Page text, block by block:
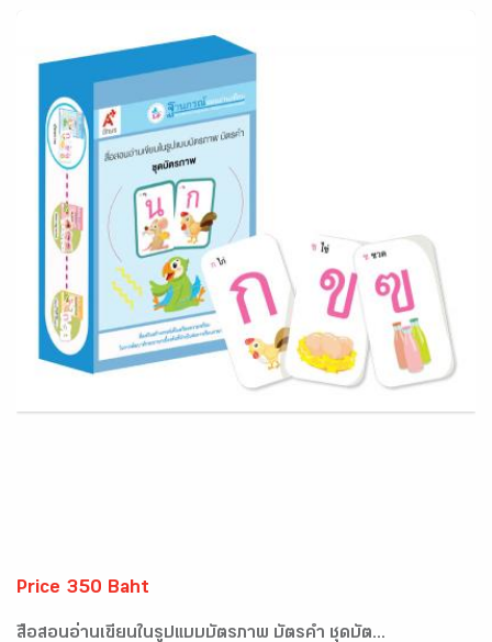
Price 350 Baht
สื่อสอนอ่านเขียนในรูปแบบบัตรภาพ บัตรคำ ชุดบัต...